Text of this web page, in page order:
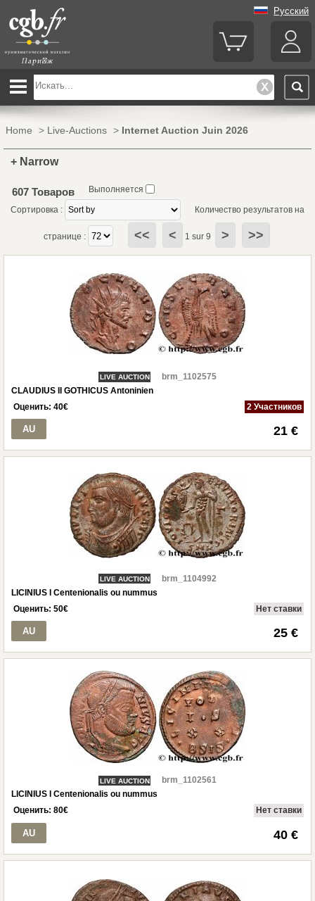
Русский
Home > Live-Auctions > Internet Auction Juin 2026
+ Narrow
607 Товаров Выполняется
Сортировка : Количество результатов на
странице : << < 1 sur 9 > >>
LIVE AUCTION
brm_1102575
CLAUDIUS II GOTHICUS Antoninien
Оценить: 40€ 2 Участников
AU 21 €
LIVE AUCTION
brm_1104992
LICINIUS I Centenionalis ou nummus
Оценить: 50€ Нет ставки
AU 25 €
LIVE AUCTION
brm_1102561
LICINIUS I Centenionalis ou nummus
Оценить: 80€ Нет ставки
AU 40 €